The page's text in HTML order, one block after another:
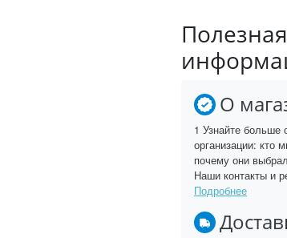
Полезная
О
1 Узнайте больше
организации: кто
почему они
Наши контакты и
Подробнее